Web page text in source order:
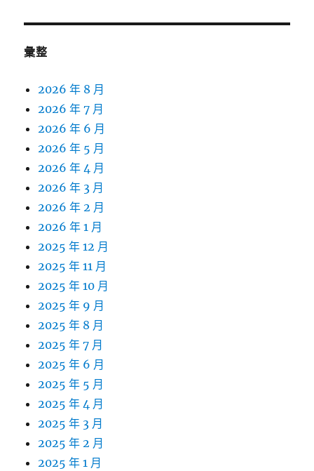
彙整
2026 年 8 月
2026 年 7 月
2026 年 6 月
2026 年 5 月
2026 年 4 月
2026 年 3 月
2026 年 2 月
2026 年 1 月
2025 年 12 月
2025 年 11 月
2025 年 10 月
2025 年 9 月
2025 年 8 月
2025 年 7 月
2025 年 6 月
2025 年 5 月
2025 年 4 月
2025 年 3 月
2025 年 2 月
2025 年 1 月